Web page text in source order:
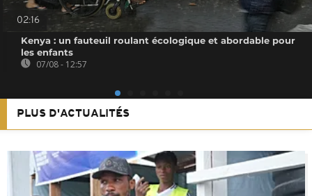
02:16
Kenya : un fauteuil roulant écologique et abordable pour
les enfants
07/08 - 12:57
PLUS D'ACTUALITÉS